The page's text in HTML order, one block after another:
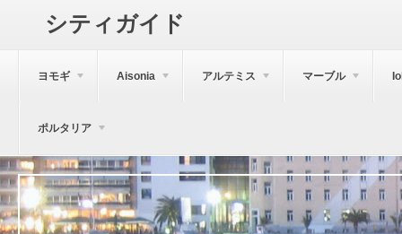
シティガイド
ヨモギ Aisonia アルテミス マーブル
ポルタリア